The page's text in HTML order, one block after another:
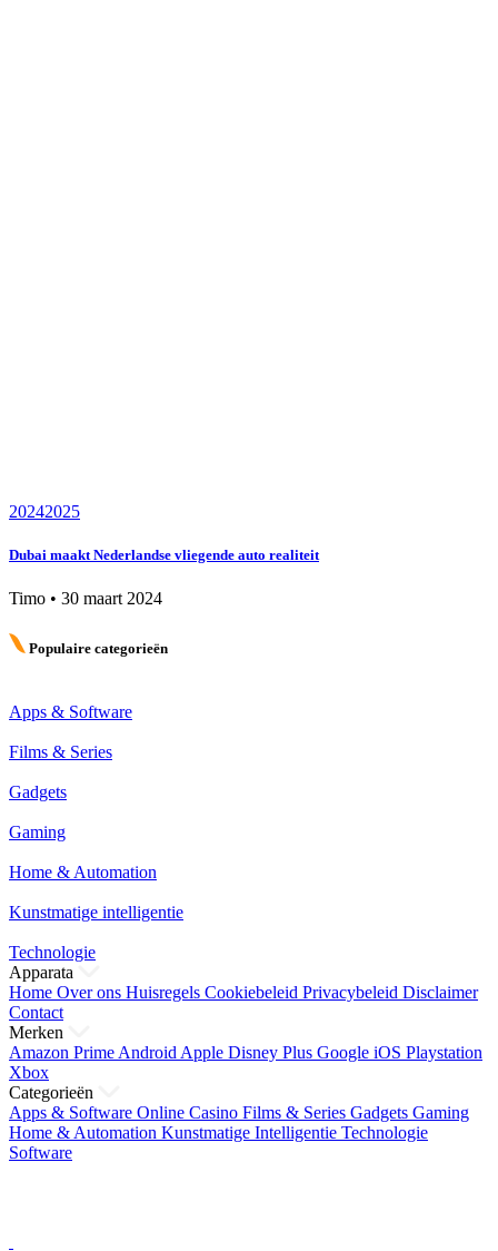
20242025
Dubai maakt Nederlandse vliegende auto realiteit
Timo • 30 maart 2024
Populaire categorieën
Apps & Software
Films & Series
Gadgets
Gaming
Home & Automation
Kunstmatige intelligentie
Technologie
Apparata
Home Over ons Huisregels Cookiebeleid Privacybeleid Disclaimer
Contact
Merken
Amazon Prime Android Apple Disney Plus Google iOS Playstation
Xbox
Categorieën
Apps & Software Online Casino Films & Series Gadgets Gaming
Home & Automation Kunstmatige Intelligentie Technologie
Software